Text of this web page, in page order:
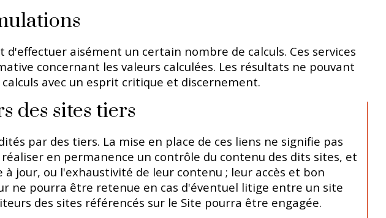
aisément un certain nombre de calculs. Ces services
concernant les valeurs calculées. Les résultats ne pouvant
avec un esprit critique et discernement.
des sites tiers
par des tiers. La mise en place de ces liens ne signifie pas
en permanence un contrôle du contenu des dits sites, et
jour, ou l'exhaustivité de leur contenu ; leur accès et bon
ne pourra être retenue en cas d'éventuel litige entre un site
des sites référencés sur le Site pourra être engagée.